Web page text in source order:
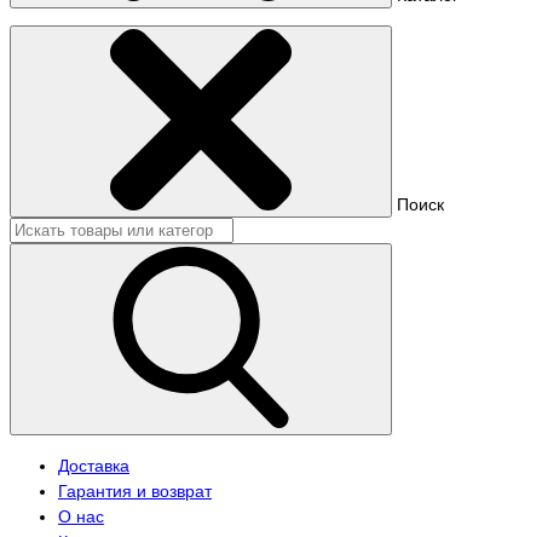
Поиск
Доставка
Гарантия и возврат
О нас